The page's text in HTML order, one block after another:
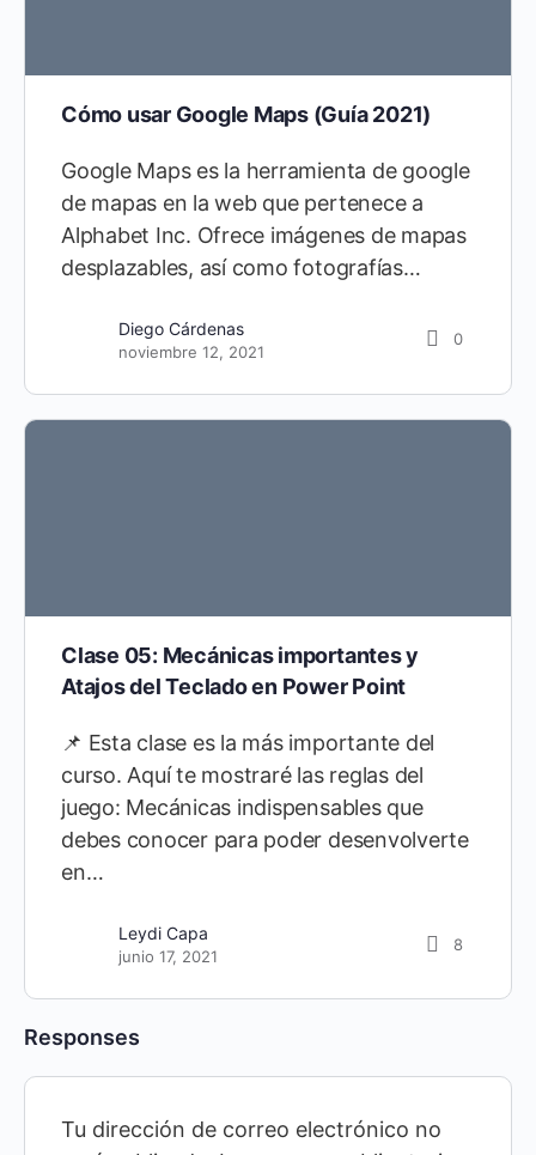
Cómo usar Google Maps (Guía 2021)
Google Maps es la herramienta de google
de mapas en la web que pertenece a
Alphabet Inc. Ofrece imágenes de mapas
desplazables, así como fotografías…
Diego Cárdenas
noviembre 12, 2021
0
Clase 05: Mecánicas importantes y
Atajos del Teclado en Power Point
📌 Esta clase es la más importante del
curso. Aquí te mostraré las reglas del
juego: Mecánicas indispensables que
debes conocer para poder desenvolverte
en…
Leydi Capa
junio 17, 2021
8
Responses
Tu dirección de correo electrónico no